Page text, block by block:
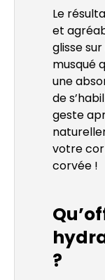
Le
et
glisse
musqué
une
de
geste
votre
corvée !
?